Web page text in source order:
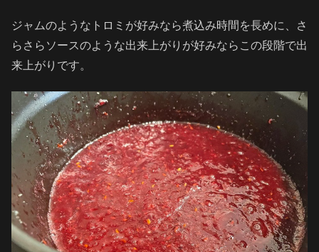
ジャムのようなトロミが好みなら煮込み時間を長めに、さ
らさらソースのような出来上がりが好みならこの段階で出
来上がりです。